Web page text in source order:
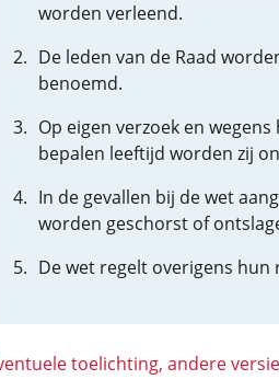
worden verleend.
De leden van de Raad
benoemd.
Op eigen verzoek en
bepalen leeftijd worden zij
In de gevallen bij de wet
worden geschorst of
De wet regelt overigens hun
toelichting, andere